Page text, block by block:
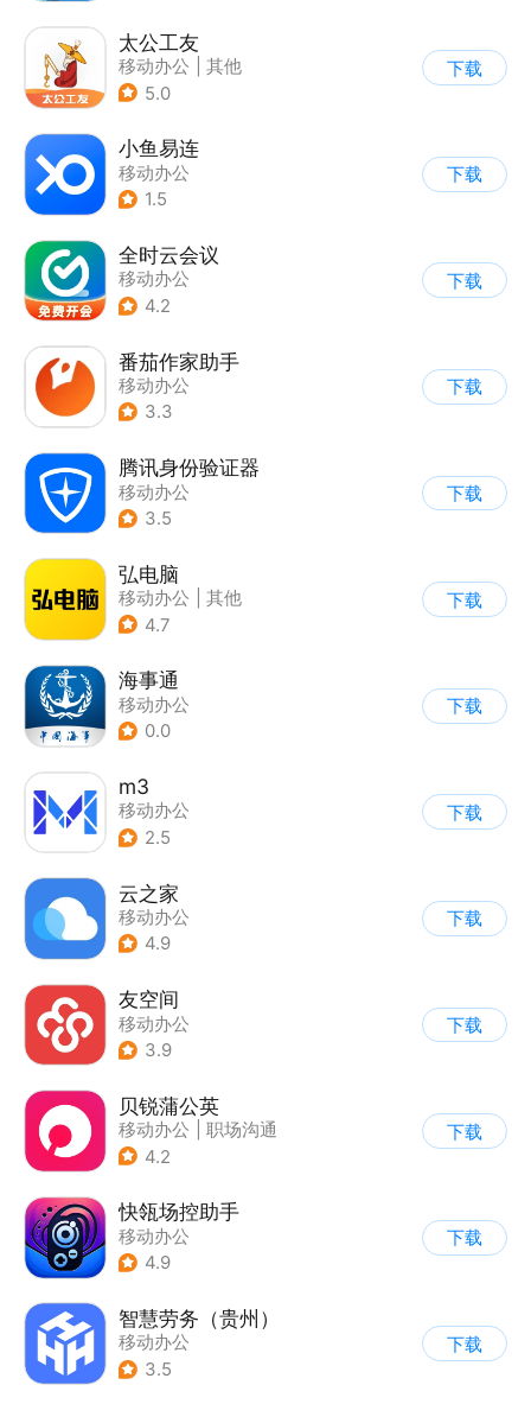
太公工友
移动办公
其他
5.0
下载
小鱼易连
移动办公
1.5
下载
全时云会议
移动办公
4.2
下载
番茄作家助手
移动办公
3.3
下载
腾讯身份验证器
移动办公
3.5
下载
弘电脑
移动办公
其他
4.7
下载
海事通
移动办公
0.0
下载
m3
移动办公
2.5
下载
云之家
移动办公
4.9
下载
友空间
移动办公
3.9
下载
贝锐蒲公英
移动办公
职场沟通
4.2
下载
快瓴场控助手
移动办公
4.9
下载
智慧劳务（贵州）
移动办公
3.5
下载